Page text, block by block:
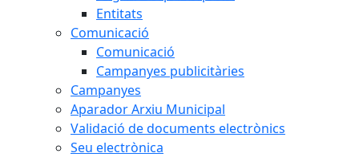
Entitats
Comunicació
Comunicació
Campanyes publicitàries
Campanyes
Aparador Arxiu Municipal
Validació de documents electrònics
Seu electrònica